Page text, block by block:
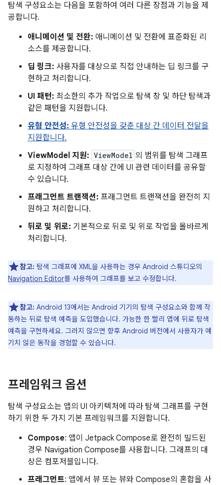
탐색 구성요소는 다음을 포함하여 여러 다른 장점과 기능을 제
공합니다.
애니메이션 및 전환: 애니메이션 및 전환에 표준화된 리
소스를 제공합니다.
딥 링크: 사용자를 대상으로 직접 안내하는 딥 링크를 구
현하고 처리합니다.
UI 패턴: 최소한의 추가 작업으로 탐색 창 및 하단 탐색과
같은 패턴을 지원합니다.
유형 안전성: 유형 안전성을 갖춘 대상 간 데이터 전달을
지원합니다.
ViewModel 지원: ViewModel 의 범위를 탐색 그래프
로 지정하여 그래프 대상 간에 UI 관련 데이터를 공유할
수 있습니다.
프래그먼트 트랜잭션: 프래그먼트 트랜잭션을 완전히 지
원하고 처리합니다.
뒤로 및 위로: 기본적으로 뒤로 및 위로 작업을 올바르게
처리합니다.
참고: 탐색 그래프에 XML을 사용하는 경우 Android 스튜디오의
Navigation Editor를 사용하여 그래프를 보고 수정합니다.
참고: Android 13에서는 Android 기기의 탐색 구성요소와 함께 작
동하는 뒤로 탐색 예측을 도입했습니다. 가능한 한 빨리 앱에 뒤로 탐색
예측을 구현하세요. 그러지 않으면 향후 Android 버전에서 사용자가 예
기치 않은 동작을 경험할 수 있습니다.
프레임워크 옵션
탐색 구성요소는 앱의 UI 아키텍처에 따라 탐색 그래프를 구현
하기 위한 두 가지 기본 프레임워크를 지원합니다.
Compose: 앱이 Jetpack Compose로 완전히 빌드된
경우 Navigation Compose를 사용합니다. 그래프의 대
상은 컴포저블입니다.
프래그먼트: 앱에서 뷰 또는 뷰와 Compose의 혼합을 사